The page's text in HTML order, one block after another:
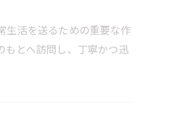
生活を送るための重要な作
とへ訪問し、丁寧かつ迅